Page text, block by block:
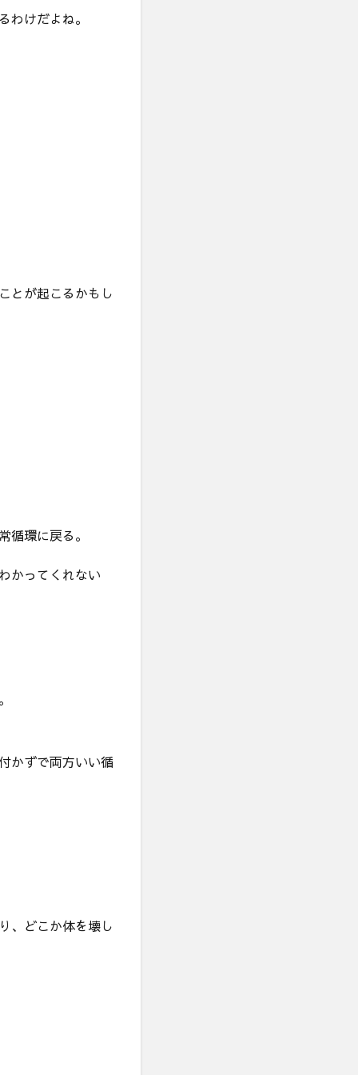
けだよね。
とが起こるかもし
環に戻る。
かってくれない
かずで両方いい循
、どこか体を壊し